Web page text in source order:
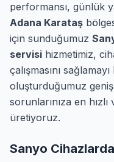
performansı, günlük
Adana Karataş
için sunduğumuz
servisi hizmetimiz,
çalışmasını
oluşturduğumuz geniş
sorunlarınıza en
üretiyoruz.
Sanyo Cihazlarda